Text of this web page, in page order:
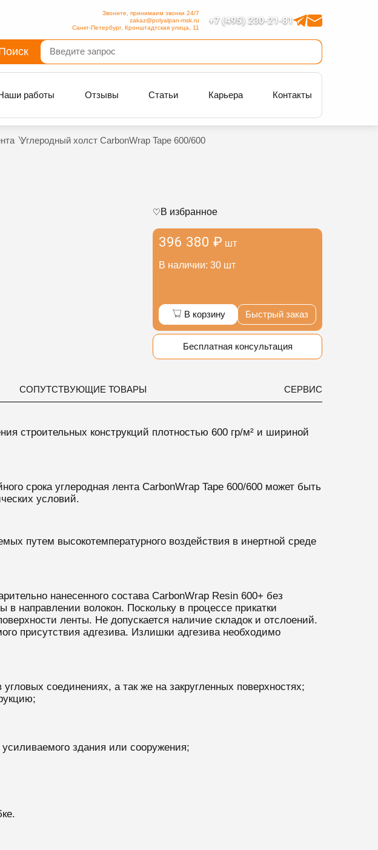
+7 (495) 230-21-81
Звоните, принимаем звонки 24/7
zakaz@polyalpan-msk.ru
Санкт-Петербург, Кронштадтская улица, 11
работы Отзывы Статьи Карьера Контакты
Углеродный холст CarbonWrap Tape 600/600
396 380 ₽ шт
В наличии: 30 шт
В избранное
В корзину Быстрый заказ
Бесплатная консультация
СОПУТСТВУЮЩИЕ ТОВАРЫ СЕРВИС
строительных конструкций плотностью 600 гр/м² и шириной
срока углеродная лента CarbonWrap Tape 600/600 может быть
условий.
путем высокотемпературного воздействия в инертной среде
нанесенного состава CarbonWrap Resin 600+ без
направлении волокон. Поскольку в процессе прикатки
ленты. Не допускается наличие складок и отслоений.
присутствия адгезива. Излишки адгезива необходимо
соединениях, а так же на закругленных поверхностях;
здания или сооружения;